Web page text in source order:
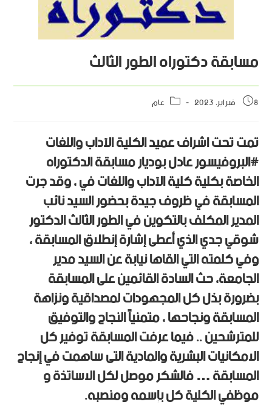
مسابقة دكتوراه الطور الثالث
8 فبراير، 2023 عام
تمت تحت اشراف عميد الكلية الآداب واللغات
#البروفيسور عادل بوديار مسابقة الدكتوراه
الخاصة بكلية كلية الآداب واللغات في ، وقد جرت
المسابقة في ظروف جيدة بحضور السيد نائب
المدير المكلف بالتكوين في الطور الثالث الدكتور
شوقي جدي الذي أعطى إشارة إنطلاق المسابقة ،
وفي كلمته التي القاها نيابة عن السيد مدير
الجامعة، حث السادة القائمين على المسابقة
بضرورة بذل كل المجهودات لمصداقية ونزاهة
المسابقة ونجاحها ، متمنياً النجاح والتوفيق
للمترشحين .. فيما عرفت المسابقة توفير كل
الامكانيات البشرية والمادية التى ساهمت في إنجاح
المسابقة … فالشكر موصل لكل الاساتذة و
موظفي الكلية كل بإسمه ومنصبه.